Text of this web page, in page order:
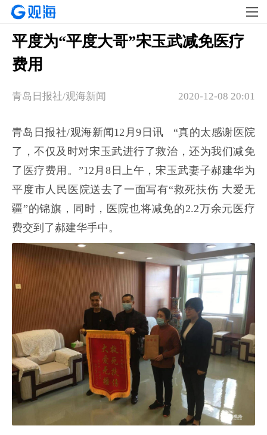
平度为“平度大哥”宋玉武减免医疗
费用
2020-12-08 20:01
青岛日报社/观海新闻
青岛日报社/观海新闻12月9日讯 “真的太感谢医院
了，不仅及时对宋玉武进行了救治，还为我们减免
了医疗费用。”12月8日上午，宋玉武妻子郝建华为
平度市人民医院送去了一面写有“救死扶伤 大爱无
疆”的锦旗，同时，医院也将减免的2.2万余元医疗
费交到了郝建华手中。